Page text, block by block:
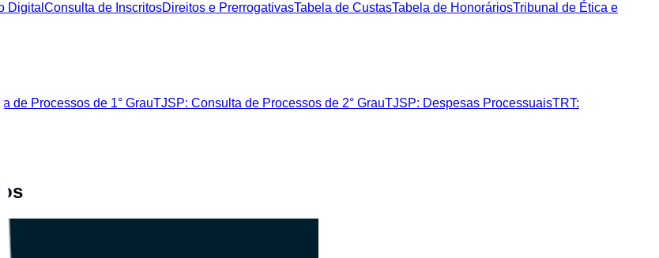
Digital Consulta de InscritosDireitos e PrerrogativasTabela de CustasTabela de HonoráriosTribunal de Ética e
de Processos de 1° GrauTJSP: Consulta de Processos de 2° GrauTJSP: Despesas ProcessuaisTRT: